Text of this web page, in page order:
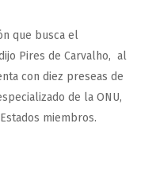
que busca el
Pires de Carvalho, al
con diez preseas de
de la ONU,
miembros.